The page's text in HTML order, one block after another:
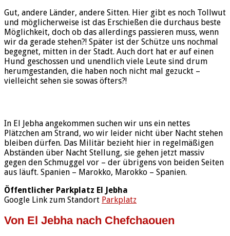
Gut, andere Länder, andere Sitten. Hier gibt es noch Tollwut
und möglicherweise ist das Erschießen die durchaus beste
Möglichkeit, doch ob das allerdings passieren muss, wenn
wir da gerade stehen?! Später ist der Schütze uns nochmal
begegnet, mitten in der Stadt. Auch dort hat er auf einen
Hund geschossen und unendlich viele Leute sind drum
herumgestanden, die haben noch nicht mal gezuckt –
vielleicht sehen sie sowas öfters?!
In El Jebha angekommen suchen wir uns ein nettes
Plätzchen am Strand, wo wir leider nicht über Nacht stehen
bleiben dürfen. Das Militär bezieht hier in regelmäßigen
Abständen über Nacht Stellung, sie gehen jetzt massiv
gegen den Schmuggel vor – der übrigens von beiden Seiten
aus läuft. Spanien – Marokko, Marokko – Spanien.
Öffentlicher Parkplatz El Jebha
Google Link zum Standort Parkplatz
Von El Jebha nach Chefchaouen